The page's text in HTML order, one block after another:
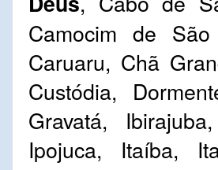
Camocim de
Caruaru, Chã
Custódia,
Gravatá,
Ipojuca, Itaíba,